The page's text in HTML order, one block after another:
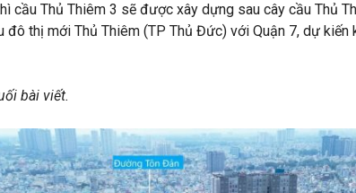
cầu Thủ Thiêm 3 sẽ được xây dựng sau cây cầu Thủ
đô thị mới Thủ Thiêm (TP Thủ Đức) với Quận 7, dự
bài viết.